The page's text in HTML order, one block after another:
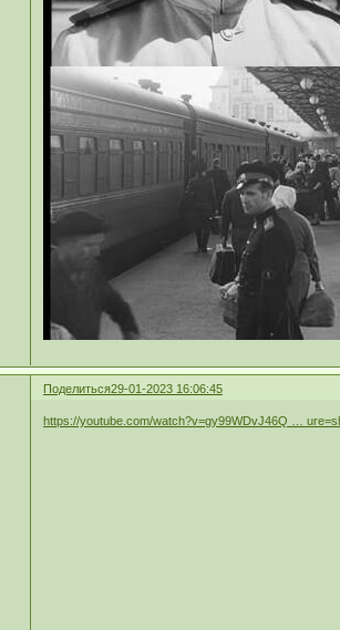
Поделиться29-01-2023 16:06:45
https://youtube.com/watch?v=gy99WDvJ46Q …